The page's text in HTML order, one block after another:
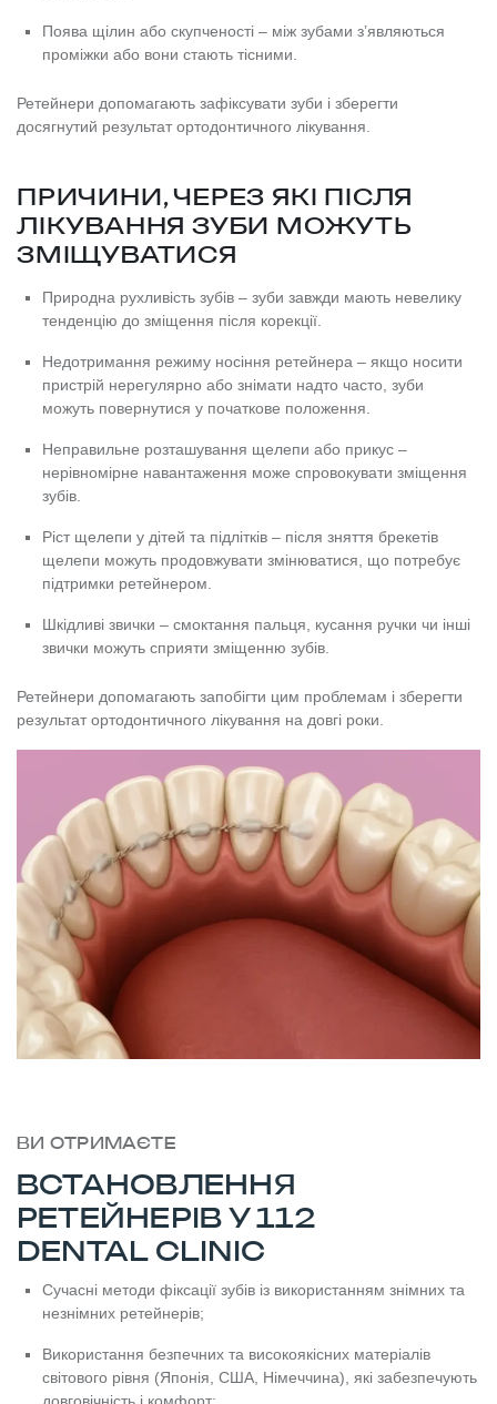
Поява щілин або скупченості – між зубами з’являються
проміжки або вони стають тісними.
Ретейнери допомагають зафіксувати зуби і зберегти
досягнутий результат ортодонтичного лікування.
ПРИЧИНИ, ЧЕРЕЗ ЯКІ ПІСЛЯ
ЛІКУВАННЯ ЗУБИ МОЖУТЬ
ЗМІЩУВАТИСЯ
Природна рухливість зубів – зуби завжди мають невелику
тенденцію до зміщення після корекції.
Недотримання режиму носіння ретейнера – якщо носити
пристрій нерегулярно або знімати надто часто, зуби
можуть повернутися у початкове положення.
Неправильне розташування щелепи або прикус –
нерівномірне навантаження може спровокувати зміщення
зубів.
Ріст щелепи у дітей та підлітків – після зняття брекетів
щелепи можуть продовжувати змінюватися, що потребує
підтримки ретейнером.
Шкідливі звички – смоктання пальця, кусання ручки чи інші
звички можуть сприяти зміщенню зубів.
Ретейнери допомагають запобігти цим проблемам і зберегти
результат ортодонтичного лікування на довгі роки.
ВИ ОТРИМАЄТЕ
ВСТАНОВЛЕННЯ
РЕТЕЙНЕРІВ У 112
DENTAL CLINIC
Сучасні методи фіксації зубів із використанням знімних та
незнімних ретейнерів;
Використання безпечних та високоякісних матеріалів
світового рівня (Японія, США, Німеччина), які забезпечують
довговічність і комфорт;